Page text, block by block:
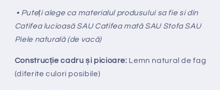
• Puteți alege ca materialul produsului sa fie si din
Catifea lucioasă SAU Catifea mată SAU Stofa SAU
Piele naturală (de vacă)
Construcție cadru și picioare: Lemn natural de fag
(diferite culori posibile)